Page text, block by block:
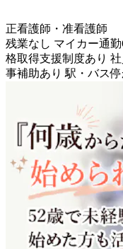
正看護師・准看護師
残業なし マイカー通
格取得支援制度あり
事補助あり 駅・バス